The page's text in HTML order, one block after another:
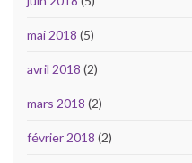
mai 2018 (5)
avril 2018 (2)
mars 2018 (2)
février 2018 (2)